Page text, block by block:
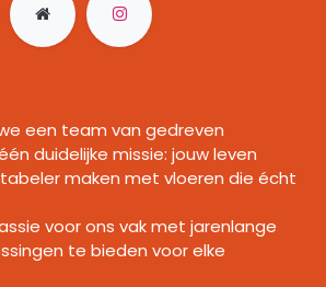
een team van gedreven
duidelijke missie: jouw leven
maken met vloeren die écht
voor ons vak met jarenlange
te bieden voor elke